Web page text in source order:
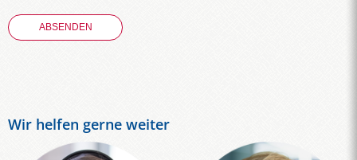
Wir helfen gerne weiter